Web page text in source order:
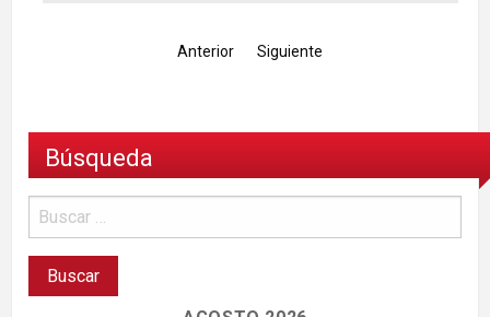
Anterior Siguiente
Búsqueda